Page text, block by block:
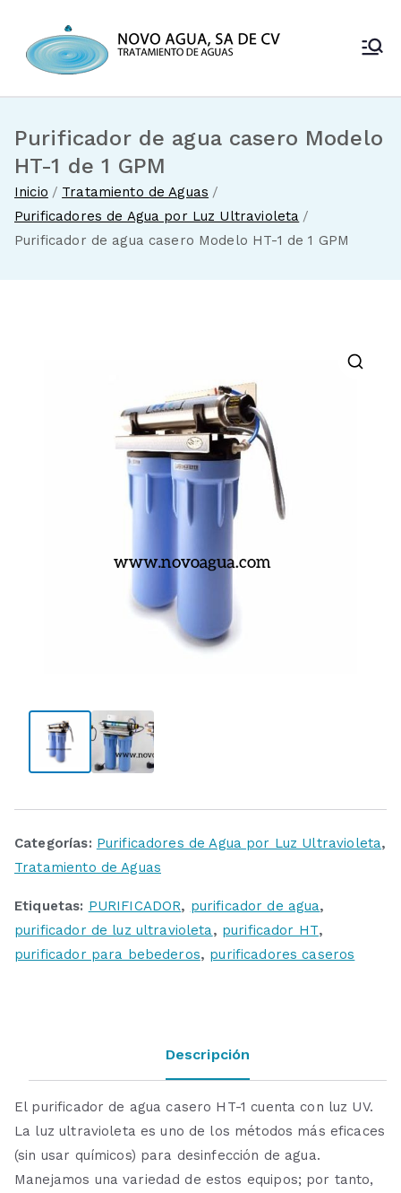
contenido
Novo Agua
de aguas
Purificador de agua casero Modelo
HT-1 de 1 GPM
Inicio
Tratamiento de Aguas
Purificadores de Agua por Luz Ultravioleta
Purificador de agua casero Modelo HT-1 de 1 GPM
Categorías: Purificadores de Agua por Luz Ultravioleta,
Tratamiento de Aguas
Etiquetas: PURIFICADOR, purificador de agua,
purificador de luz ultravioleta, purificador HT,
purificador para bebederos, purificadores caseros
Descripción
El purificador de agua casero HT-1 cuenta con luz UV.
La luz ultravioleta es uno de los métodos más eficaces
(sin usar químicos) para desinfección de agua.
Manejamos una variedad de estos equipos; por tanto,